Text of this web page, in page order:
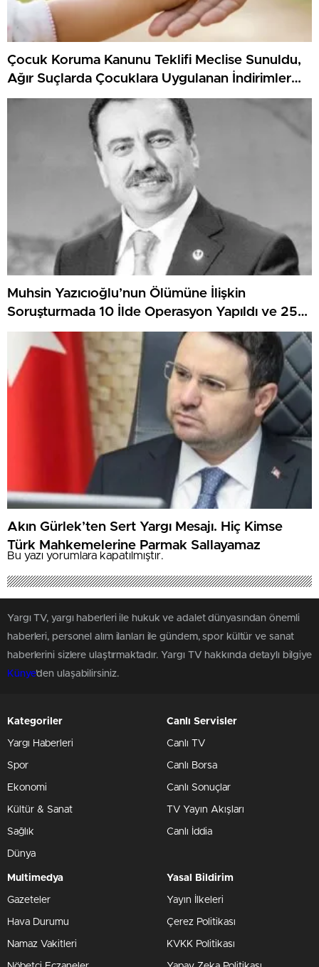
Çocuk Koruma Kanunu Teklifi Meclise Sunuldu,
Ağır Suçlarda Çocuklara Uygulanan İndirimler
Yeniden Düzenlenecek
Muhsin Yazıcıoğlu’nun Ölümüne İlişkin
Soruşturmada 10 İlde Operasyon Yapıldı ve 25
Şüpheli Yakalandı
Akın Gürlek’ten Sert Yargı Mesajı. Hiç Kimse
Türk Mahkemelerine Parmak Sallayamaz
Bu yazı yorumlara kapatılmıştır.
Yargı TV, yargı haberleri ile hukuk ve adalet dünyasından önemli
haberleri, personel alım ilanları ile gündem, spor kültür ve sanat
haberlerini sizlere ulaştırmaktadır. Yargı TV hakkında detaylı bilgiye
Künye'den ulaşabilirsiniz.
Kategoriler
Yargı Haberleri
Spor
Ekonomi
Kültür & Sanat
Sağlık
Dünya
Canlı Servisler
Canlı TV
Canlı Borsa
Canlı Sonuçlar
TV Yayın Akışları
Canlı İddia
Multimedya
Gazeteler
Hava Durumu
Namaz Vakitleri
Yasal Bildirim
Yayın İlkeleri
Çerez Politikası
KVKK Politikası